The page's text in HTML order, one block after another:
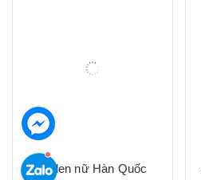
Áo len nữ Hàn Quốc